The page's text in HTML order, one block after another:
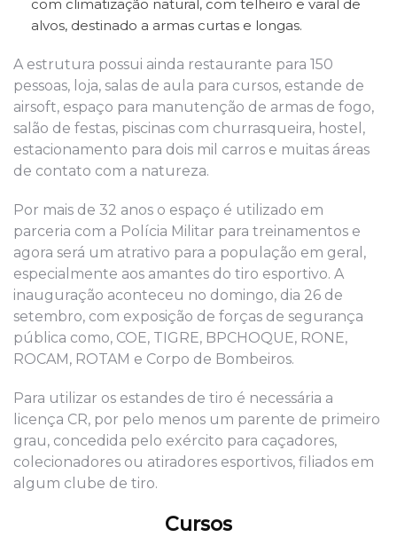
com climatização natural, com telheiro e varal de
alvos, destinado a armas curtas e longas.
A estrutura possui ainda restaurante para 150
pessoas, loja, salas de aula para cursos, estande de
airsoft, espaço para manutenção de armas de fogo,
salão de festas, piscinas com churrasqueira, hostel,
estacionamento para dois mil carros e muitas áreas
de contato com a natureza.
Por mais de 32 anos o espaço é utilizado em
parceria com a Polícia Militar para treinamentos e
agora será um atrativo para a população em geral,
especialmente aos amantes do tiro esportivo. A
inauguração aconteceu no domingo, dia 26 de
setembro, com exposição de forças de segurança
pública como, COE, TIGRE, BPCHOQUE, RONE,
ROCAM, ROTAM e Corpo de Bombeiros.
Para utilizar os estandes de tiro é necessária a
licença CR, por pelo menos um parente de primeiro
grau, concedida pelo exército para caçadores,
colecionadores ou atiradores esportivos, filiados em
algum clube de tiro.
Cursos